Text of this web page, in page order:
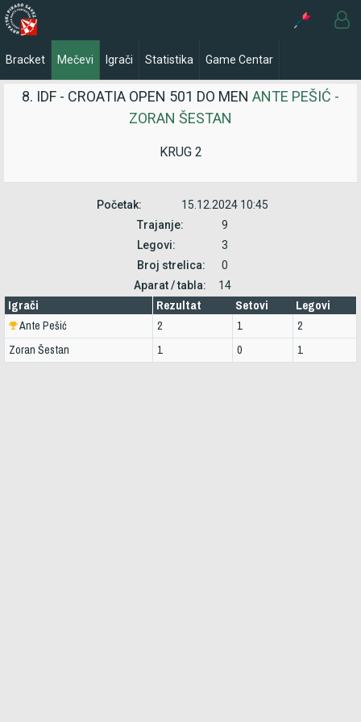
Bracket Mečevi Igrači Statistika Game Centar
8. IDF - CROATIA OPEN 501 DO MEN ANTE PEŠIĆ -
ZORAN ŠESTAN
KRUG 2
Početak:
15.12.2024 10:45
Trajanje:
9
Legovi:
3
Broj strelica:
0
Aparat / tabla:
14
Igrači Rezultat Setovi Legovi
Ante Pešić 2 1
2
Zoran Šestan
1 0 1